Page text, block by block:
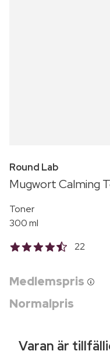
Round Lab
Mugwort Calming
Toner
300 ml
22
Medlemspris
Normalpris
Varan är